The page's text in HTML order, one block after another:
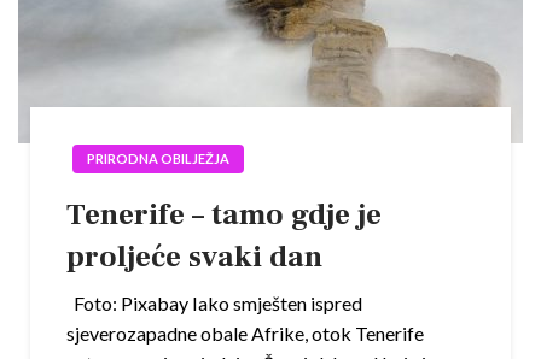
PRIRODNA OBILJEŽJA
Tenerife – tamo gdje je
proljeće svaki dan
Foto: Pixabay Iako smješten ispred
sjeverozapadne obale Afrike, otok Tenerife